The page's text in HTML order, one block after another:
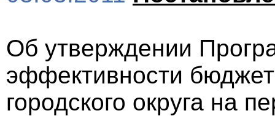
Об утверждении
эффективности
городского округа на